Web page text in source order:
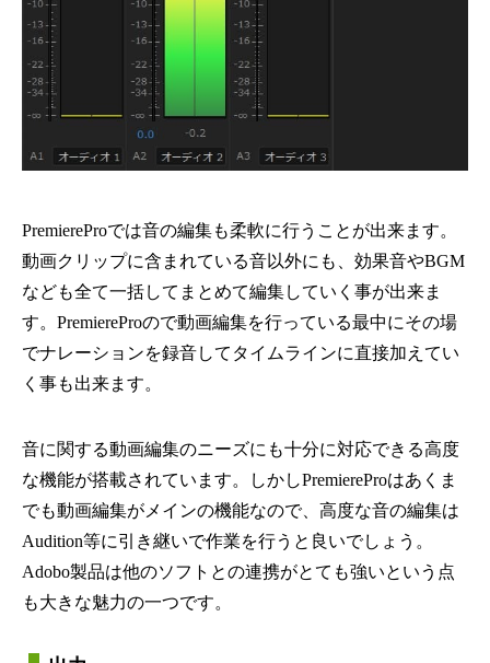
PremiereProでは音の編集も柔軟に行うことが出来ます。
動画クリップに含まれている音以外にも、効果音やBGM
なども全て一括してまとめて編集していく事が出来ま
す。PremiereProので動画編集を行っている最中にその場
でナレーションを録音してタイムラインに直接加えてい
く事も出来ます。
音に関する動画編集のニーズにも十分に対応できる高度
な機能が搭載されています。しかしPremiereProはあくま
でも動画編集がメインの機能なので、高度な音の編集は
Audition等に引き継いで作業を行うと良いでしょう。
Adobo製品は他のソフトとの連携がとても強いという点
も大きな魅力の一つです。